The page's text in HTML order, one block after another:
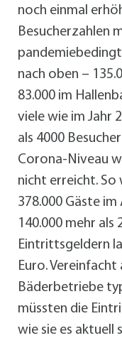
noch einmal
Besucherzahlen
nach oben –
83.000 im
viele wie im Jahr
als 4000
Corona-Niveau
nicht erreicht. So
378.000 Gäste
140.000 mehr als
Eintrittsgeldern
Euro.
Bäderbetriebe
müssten die
wie sie es aktuell